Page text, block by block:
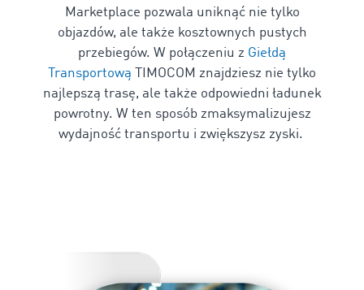
Marketplace pozwala uniknąć nie tylko
objazdów, ale także kosztownych pustych
przebiegów. W połączeniu z Giełdą
Transportową TIMOCOM znajdziesz nie tylko
najlepszą trasę, ale także odpowiedni ładunek
powrotny. W ten sposób zmaksymalizujesz
wydajność transportu i zwiększysz zyski.